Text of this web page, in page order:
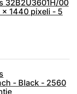
32B2U3601H/00
1440 pixeli - 5
lei.
- Black - 2560